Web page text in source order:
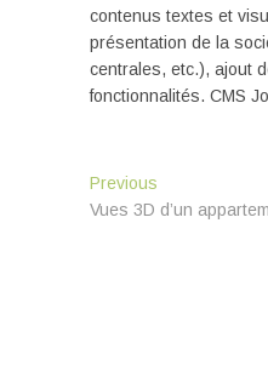
contenus textes et
présentation de la
centrales, etc.), ajout
fonctionnalités. CMS
Navigation
de
Previous
post:
Vues 3D d’un